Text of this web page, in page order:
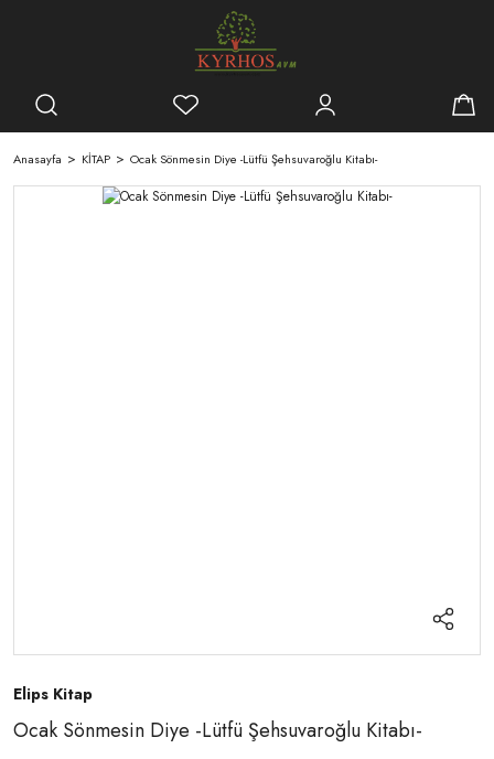
Anasayfa KİTAP Ocak Sönmesin Diye -Lütfü Şehsuvaroğlu Kitabı-
Elips Kitap
Ocak Sönmesin Diye -Lütfü Şehsuvaroğlu Kitabı-